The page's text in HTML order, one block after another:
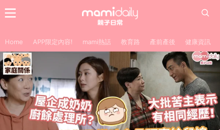
Home APP限定內容! mami熱話 教育路 產前產後 健康資訊